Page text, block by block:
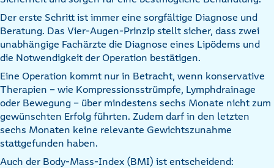
Der erste Schritt ist immer eine sorgfältige Diagnose und
Beratung. Das Vier-Augen-Prinzip stellt sicher, dass zwei
unabhängige Fachärzte die Diagnose eines Lipödems und
die Notwendigkeit der Operation bestätigen.
Eine Operation kommt nur in Betracht, wenn konservative
Therapien – wie Kompressionsstrümpfe, Lymphdrainage
oder Bewegung – über mindestens sechs Monate nicht zum
gewünschten Erfolg führten. Zudem darf in den letzten
sechs Monaten keine relevante Gewichtszunahme
stattgefunden haben.
Auch der Body-Mass-Index (BMI) ist entscheidend: